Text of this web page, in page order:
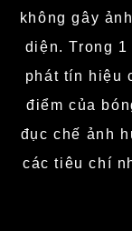
không gây
diện. Trong
phát tín hiệu
điểm của
đục chế ảnh
các tiêu chí